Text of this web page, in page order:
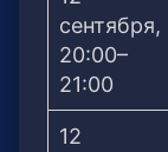
сентября,
20:00–
21:00
12